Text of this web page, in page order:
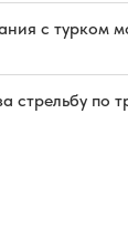
с турком
стрельбу по